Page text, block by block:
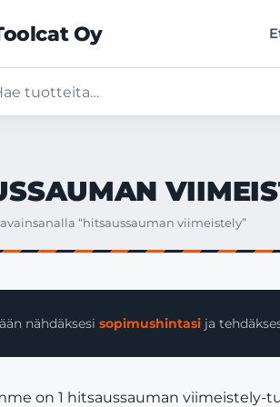
Oy
“hitsaussauman viimeistely”
nähdäksesi sopimushintasi ja
on 1 hitsaussauman